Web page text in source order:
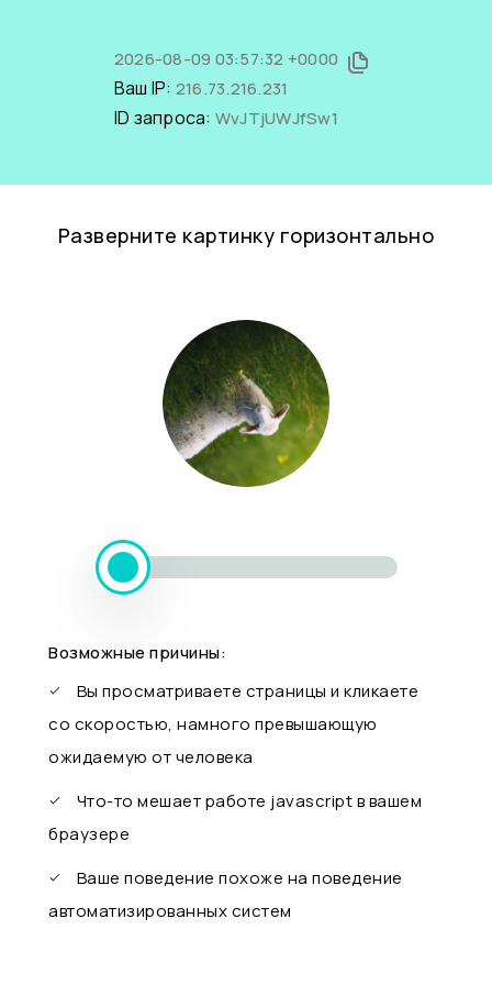
2026-08-09 03:57:32 +0000
Ваш IP: 216.73.216.231
ID запроса: WvJTjUWJfSw1
Разверните картинку горизонтально
Возможные причины:
Вы просматриваете страницы и кликаете
со скоростью, намного превышающую
ожидаемую от человека
Что-то мешает работе javascript в вашем
браузере
Ваше поведение похоже на поведение
автоматизированных систем